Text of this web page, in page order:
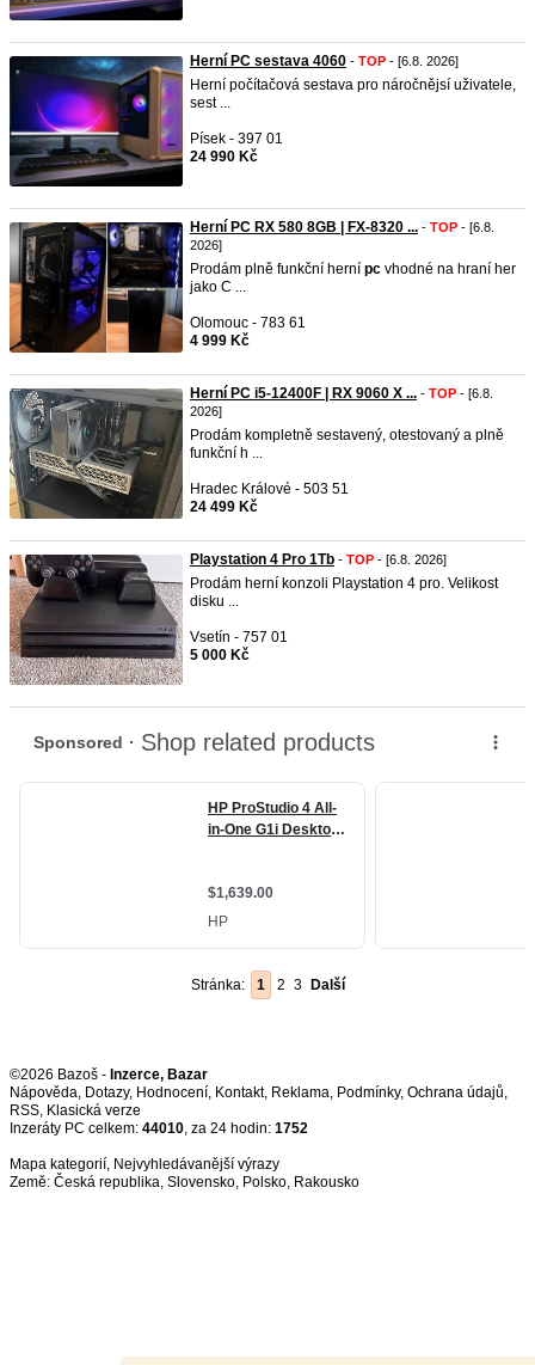
Herní PC sestava 4060 - TOP - [6.8. 2026]
Herní počítačová sestava pro náročnějsí uživatele,
sest ...
Písek - 397 01
24 990 Kč
Herní PC RX 580 8GB | FX-8320 ... - TOP - [6.8.
2026]
Prodám plně funkční herní pc vhodné na hraní her
jako C ...
Olomouc - 783 61
4 999 Kč
Herní PC i5-12400F | RX 9060 X ... - TOP - [6.8.
2026]
Prodám kompletně sestavený, otestovaný a plně
funkční h ...
Hradec Králové - 503 51
24 499 Kč
Playstation 4 Pro 1Tb - TOP - [6.8. 2026]
Prodám herní konzoli Playstation 4 pro. Velikost
disku ...
Vsetín - 757 01
5 000 Kč
Stránka: 1 2 3 Další
©2026 Bazoš - Inzerce, Bazar
Nápověda, Dotazy, Hodnocení, Kontakt, Reklama, Podmínky, Ochrana údajů,
RSS,
Inzeráty PC celkem: 44010, za 24 hodin: 1752
Mapa kategorií, Nejvyhledávanější výrazy
Země: Česká republika, Slovensko, Polsko, Rakousko